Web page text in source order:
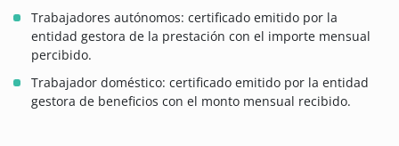
Trabajadores autónomos: certificado emitido por la
entidad gestora de la prestación con el importe mensual
percibido.
Trabajador doméstico: certificado emitido por la entidad
gestora de beneficios con el monto mensual recibido.